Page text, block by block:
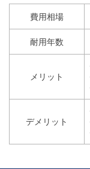
費用相場
耐用年数
メリット
デメリット